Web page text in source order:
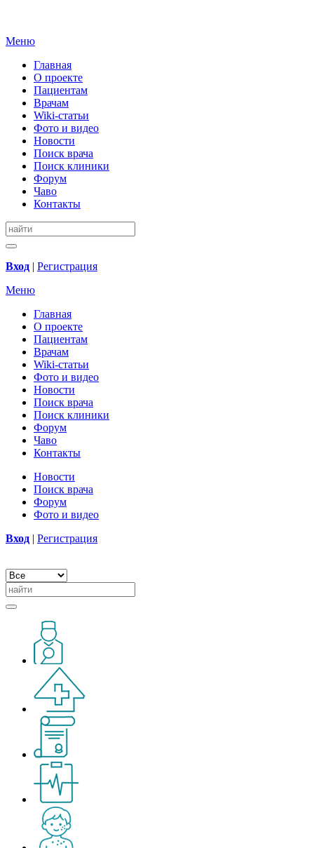
Меню
Главная
О проекте
Пациентам
Врачам
Wiki-статьи
Фото и видео
Новости
Поиск врача
Поиск клиники
Форум
Чаво
Контакты
Вход | Регистрация
Меню
Главная
О проекте
Пациентам
Врачам
Wiki-статьи
Фото и видео
Новости
Поиск врача
Поиск клиники
Форум
Чаво
Контакты
Новости
Поиск врача
Форум
Фото и видео
Вход | Регистрация